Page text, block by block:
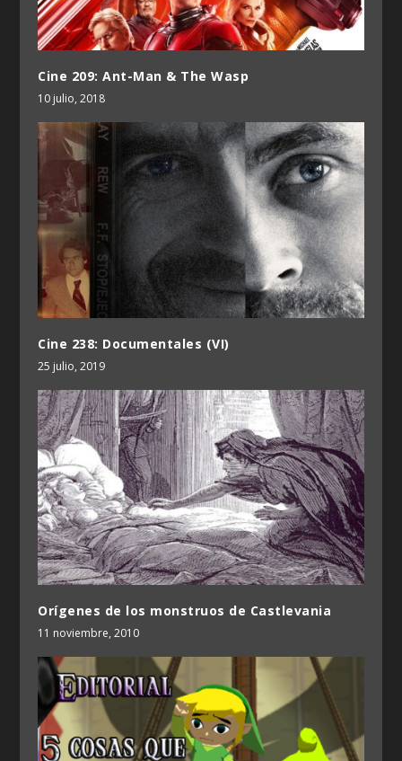
Cine 209: Ant-Man & The Wasp
10 julio, 2018
Cine 238: Documentales (VI)
25 julio, 2019
Orígenes de los monstruos de Castlevania
11 noviembre, 2010